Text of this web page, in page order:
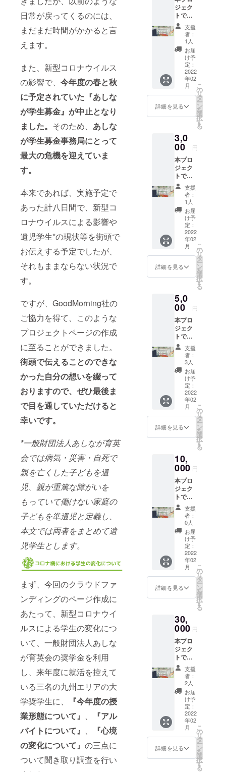
日常が戻ってくるのには、
まだまだ時間がかかると言
えます。
また、新型コロナウイルス
の影響で、 今年度の春と秋
に予定されていた『あしな
が学生募金』が中止となり
ました。 そのため、 あしな
が学生募金事務局にとって
最大の危機を迎えていま
す。
本来であれば、実施予定で
あった計八日間で、新型コ
ロナウイルスによる影響や
遺児学生*の現状等を街頭で
お伝えする予定でしたが、
それもままならない状況で
す。
ですが、GoodMorning社の
ご協力を得て、このような
プロジェクトページの作成
に至ることができました。
街頭で伝えることのできな
かった自分の想いを綴って
おりますので、ぜひ最後ま
で目を通していただけると
幸いです。
*一般財団法人あしなが育英
会では病気・災害・自死で
親を亡くした子どもを遺
児、親が重篤な障がいを
もっていて働けない家庭の
子どもを準遺児と定義し、
本文では両者をまとめて遺
児学生とします。
まず、今回のクラウドファ
ンディングのページ作成に
あたって、新型コロナウイ
ルスによる学生の変化につ
いて、一般財団法人あしな
が育英会の奨学金を利用
し、来年度に就活を控えて
いる三名の九州エリアの大
学奨学生に、
『今年度の授
業形態について』 、
『アル
バイトについて』 、
『心境
の変化について』 の三点に
ついて聞き取り調査を行い
般財団
法人あ
しなが
育英会
に寄付
し、大
切に使
用させ
ていた
だきま
す。 ご
支援者
情報を
が育英
会に提
え、あ
しなが
育英会
より
「年間
活動報
告書」
と「寄
付金受
領証明
書」を
発送い
たしま
す。
支援金
の入金
が2021
年2月頃
となり
ますた
め、リ
ターン
の発送
は2022
年2～3
月頃と
なりま
す。
※①202
ご支援
いただ
年1～12
月分の
活動報
告書の
受け取
りをご
希望さ
れる
方、ま
たは②
本プロ
ジェク
トへの
寄付金
を2021
年3月以
取りた
い方が
いらっ
しゃい
ました
ら、備
考欄に
その旨
をご記
入くだ
さい。
ジェク
トでい
ただき
ました
ご支援
は、病
気や災
害・自
死で親
を亡く
したり
親に障
がいが
ある家
の奨学
金とし
て、全
額を一
般財団
法人あ
しなが
育英会
に寄付
し、大
切に使
用させ
ていた
だきま
す。 ご
支援者
情報を
が育英
会に提
え、あ
しなが
育英会
より
「年間
活動報
告書」
と「寄
付金受
領証明
書」を
発送い
たしま
す。
支援金
の入金
が2021
年2月頃
となり
ますた
め、リ
ターン
の発送
は2022
年2～3
月頃と
なりま
す。
※①202
ご支援
いただ
年1～12
月分の
活動報
告書の
受け取
りをご
希望さ
れる
方、ま
たは②
本プロ
ジェク
トへの
寄付金
を2021
年3月以
支援
者：
1人
お届
け予
定：
2022
年02
月
詳細を見る
こ
の
リ
タ
ー
ン
を
選
択
す
る
3,0
00 円
本プロ
ジェク
トでい
ただき
ました
ご支援
は、病
気や災
害・自
死で親
を亡く
したり
親に障
がいが
ある家
の奨学
金とし
て、全
額を一
般財団
法人あ
しなが
育英会
に寄付
し、大
切に使
用させ
ていた
だきま
す。 ご
支援者
情報を
が育英
会に提
え、あ
しなが
育英会
より
「年間
活動報
告書」
と「寄
付金受
領証明
書」を
発送い
たしま
す。
支援金
の入金
が2021
年2月頃
となり
ますた
め、リ
ターン
の発送
は2022
年2～3
月頃と
なりま
す。
※①202
ご支援
いただ
支援
者：
1人
お届
け予
定：
2022
年02
月
詳細を見る
こ
の
リ
タ
ー
ン
を
選
択
す
る
5,0
00 円
本プロ
ジェク
トでい
ただき
ました
ご支援
は、病
気や災
害・自
死で親
を亡く
したり
親に障
がいが
ある家
の奨学
金とし
て、全
額を一
般財団
法人あ
しなが
育英会
に寄付
し、大
切に使
用させ
ていた
だきま
す。 ご
支援者
情報を
が育英
会に提
え、あ
しなが
育英会
より
「年間
活動報
告書」
と「寄
付金受
領証明
書」を
発送い
たしま
す。
支援
者：
3人
お届
け予
定：
2022
年02
月
詳細を見る
こ
の
リ
タ
ー
ン
を
選
択
す
る
10,
000 円
本プロ
ジェク
トでい
ただき
ました
ご支援
は、病
気や災
害・自
死で親
を亡く
したり
親に障
がいが
ある家
の奨学
金とし
て、全
額を一
般財団
法人あ
しなが
育英会
に寄付
し、大
切に使
用させ
ていた
だきま
す。 ご
支援者
情報を
支援
者：
0人
お届
け予
定：
2022
年02
月
詳細を見る
こ
の
リ
タ
ー
ン
を
選
択
す
る
30,
000 円
本プロ
ジェク
トでい
ただき
ました
ご支援
は、病
気や災
害・自
死で親
を亡く
したり
親に障
がいが
ある家
支援
者：
2人
お届
け予
定：
2022
年02
月
詳細を見る
こ
の
リ
タ
ー
ン
を
選
択
す
る